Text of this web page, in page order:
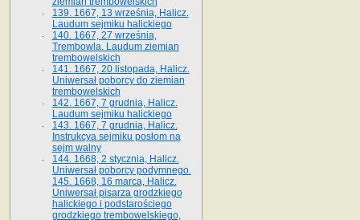
139. 1667, 13 września, Halicz.
Laudum sejmiku halickiego
140. 1667, 27 września,
Trembowla. Laudum ziemian
trembowelskich
141. 1667, 20 listopada, Halicz.
Uniwersał poborcy do ziemian
trembowelskich
142. 1667, 7 grudnia, Halicz.
Laudum sejmiku halickiego
143. 1667, 7 grudnia, Halicz.
Instrukcya sejmiku posłom na
sejm walny
144. 1668, 2 stycznia, Halicz.
Uniwersał poborcy podymnego.
145. 1668, 16 marca, Halicz.
Uniwersał pisarza grodzkiego
halickiego i podstarościego
grodzkiego trembowelskiego,